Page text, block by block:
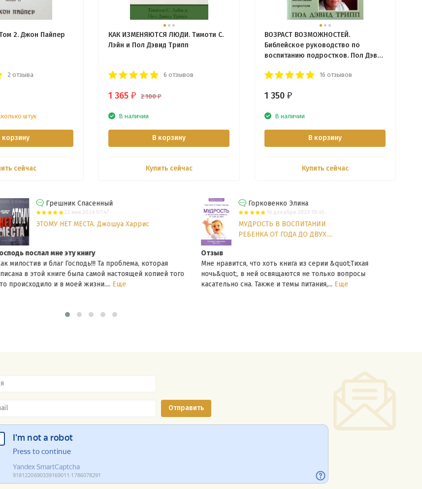
2. Джон Пайпер
2 отзыва
штук
корзину
сейчас
КАК ИЗМЕНЯЮТСЯ ЛЮДИ. Тимоти С.
Лэйн и Пол Дэвид Трипп
6 отзывов
1 365 ₽ 2 100₽
В наличии
В корзину
Купить сейчас
ВОЗРАСТ ВОЗМОЖНОСТЕЙ.
Библейское руководство по
воспитанию подростков. Пол Дэвид
16 отзывов
1 350 ₽
В наличии
В корзину
Купить сейчас
Грешник Спасенный
22 мая 2024 07:47
ЭТОМУ НЕТ МЕСТА. Джошуа Харрис
послал мне эту книгу
милостив и благ Господь!!! Та проблема, которая
в этой книге была самой настоящей копией того
происходило и в моей жизни.... Еще
Горковенко Элина
16 декабря 2023 10:45
МУДРОСТЬ В ВОСПИТАНИИ
РЕБЕНКА ОТ ГОДА ДО ДВУХ....
Отзыв
Мне нравится, что хоть книга из серии &quot;Тихая
ночь&quot;, в ней освящаются не только вопросы
касательно сна. Также и темы питания,... Еще